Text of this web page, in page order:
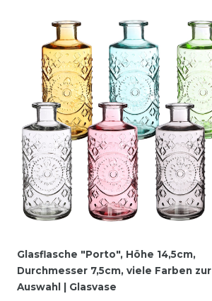
Glasflasche "Porto", Höhe 14,5cm,
Durchmesser 7,5cm, viele Farben zur
Auswahl | Glasvase